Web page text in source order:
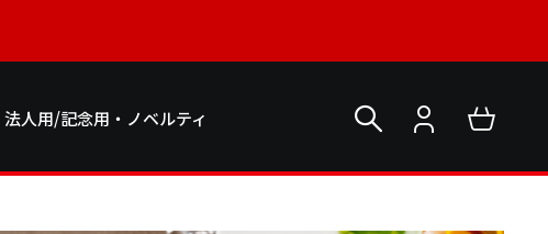
法人用/記念用・ノベルティ